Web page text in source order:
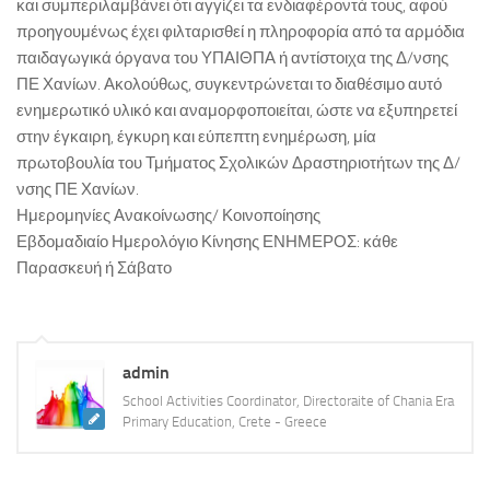
ΚΕ.ΣΥ.Π. Χανίων
ΓΡΑ.Σ.Ε.Π. Κολυμβαρίου
Εθνικό Δίκτυο Αγωγής Υγείας ΜΑΘΑΙΝΩ ΓΙΑ ΤΗ ΖΩΗ
Επιληψία/ Πρώτες Βοήθειες στο Σχολείο
Δημοτική Βιβλιοθήκη Χανίων
Προστασία από Υψηλή Ατμοσφαιρική Ρύπανση
ΚΠΕ Βάμου
ΚΠΕ Ιεράπετρας
Μεσογειακό Αγρονομικό Ινστιτούτο Χανίων
και συμπεριλαμβάνει ότι αγγίζει τα ενδιαφέροντά τους, αφού
προηγουμένως έχει φιλταρισθεί η πληροφορία από τα αρμόδια
παιδαγωγικά όργανα του ΥΠΑΙΘΠΑ ή αντίστοιχα της Δ/νσης
ΠΕ Χανίων. Ακολούθως, συγκεντρώνεται το διαθέσιμο αυτό
ενημερωτικό υλικό και αναμορφοποιείται, ώστε να εξυπηρετεί
στην έγκαιρη, έγκυρη και εύπεπτη ενημέρωση, μία
πρωτοβουλία του Τμήματος Σχολικών Δραστηριοτήτων της Δ/
νσης ΠΕ Χανίων.
Ημερομηνίες Ανακοίνωσης/ Κοινοποίησης
Εβδομαδιαίο Ημερολόγιο Κίνησης ΕΝΗΜΕΡΟΣ: κάθε
Παρασκευή ή Σάβατο
admin
School Activities Coordinator, Directoraite of Chania Era
Primary Education, Crete - Greece